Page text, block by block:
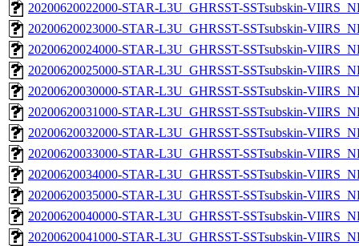
20200620022000-STAR-L3U_GHRSST-SSTsubskin-
20200620023000-STAR-L3U_GHRSST-SSTsubskin-
20200620024000-STAR-L3U_GHRSST-SSTsubskin-
20200620025000-STAR-L3U_GHRSST-SSTsubskin-
20200620030000-STAR-L3U_GHRSST-SSTsubskin-
20200620031000-STAR-L3U_GHRSST-SSTsubskin-
20200620032000-STAR-L3U_GHRSST-SSTsubskin-
20200620033000-STAR-L3U_GHRSST-SSTsubskin-
20200620034000-STAR-L3U_GHRSST-SSTsubskin-
20200620035000-STAR-L3U_GHRSST-SSTsubskin-
20200620040000-STAR-L3U_GHRSST-SSTsubskin-
20200620041000-STAR-L3U_GHRSST-SSTsubskin-